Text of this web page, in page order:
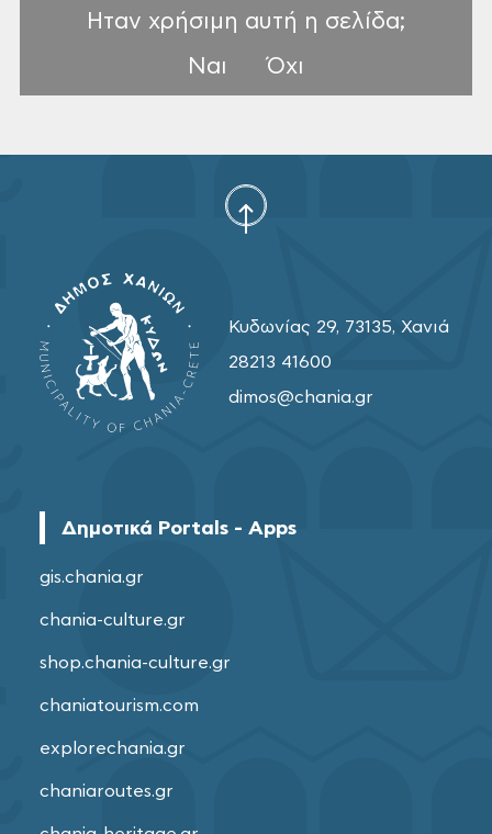
Ηταν χρήσιμη αυτή η σελίδα;
Ναι
Όχι
Κυδωνίας 29, 73135, Χανιά
28213 41600
dimos@chania.gr
Δημοτικά Portals - Apps
gis.chania.gr
chania-culture.gr
shop.chania-culture.gr
chaniatourism.com
explorechania.gr
chaniaroutes.gr